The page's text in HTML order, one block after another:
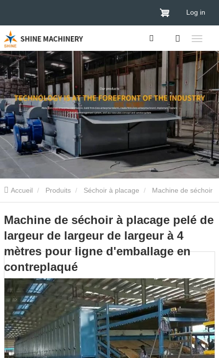
Log in
Accueil Produits Séchoir à placage
à placage pelé de largeur de largeur de largeur à 4 mètres pour
ligne d'emballage en contreplaqué
Machine de séchoir à placage pelé de
largeur de largeur de largeur à 4
mètres pour ligne d'emballage en
contreplaqué